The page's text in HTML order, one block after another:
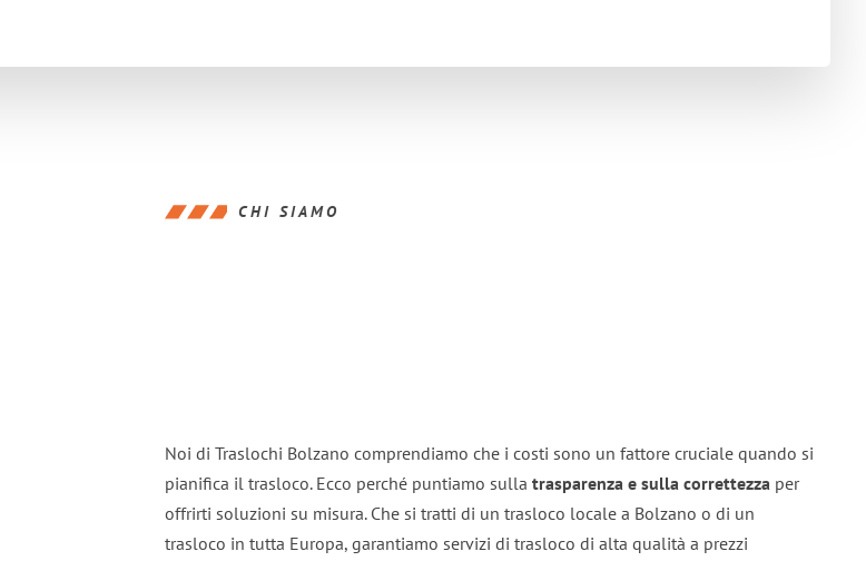
CHI SIAMO
Noi di Traslochi Bolzano comprendiamo che i costi sono un fattore cruciale quando si
pianifica il trasloco. Ecco perché puntiamo sulla trasparenza e sulla correttezza per
offrirti soluzioni su misura. Che si tratti di un trasloco locale a Bolzano o di un
trasloco in tutta Europa, garantiamo servizi di trasloco di alta qualità a prezzi